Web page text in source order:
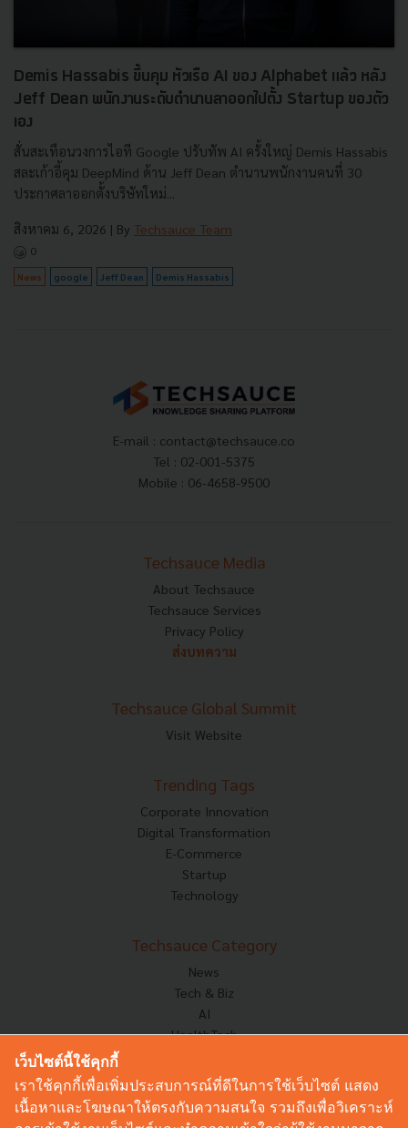
Demis Hassabis ขึ้นคุม หัวเรือ AI ของ Alphabet แล้ว หลัง
Jeff Dean พนักงานระดับตำนานลาออกไปตั้ง Startup ของตัว
เอง
สั่นสะเทือนวงการไอที Google ปรับทัพ AI ครั้งใหญ่ Demis Hassabis
สละเก้าอี้คุม DeepMind ด้าน Jeff Dean ตำนานพนักงานคนที่ 30
ประกาศลาออกตั้งบริษัทใหม่...
สิงหาคม 6, 2026 | By Techsauce Team
0
News google Jeff Dean Demis Hassabis
E-mail : contact@techsauce.co
Tel : 02-001-5375
Mobile : 06-4658-9500
Techsauce Media
About Techsauce
Techsauce Services
Privacy Policy
ส่งบทความ
Techsauce Global Summit
Visit Website
Trending Tags
Corporate Innovation
Digital Transformation
E-Commerce
Startup
Technology
Techsauce Category
News
Tech & Biz
AI
HealthTech
Corp Innov
Saucy Thoughts
Based On
เว็บไซต์นี้ใช้คุกกี้
เราใช้คุกกี้เพื่อเพิ่มประสบการณ์ที่ดีในการใช้เว็บไซต์ แสดง
เนื้อหาและโฆษณาให้ตรงกับความสนใจ รวมถึงเพื่อวิเคราะห์